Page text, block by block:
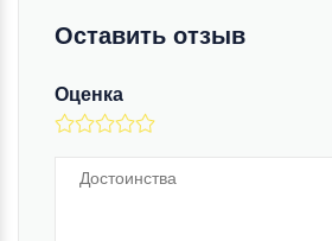
Оставить отзыв
Оценка